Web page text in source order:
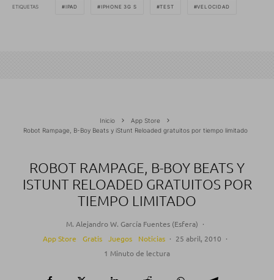
ETIQUETAS IPAD IPHONE 3G S TEST VELOCIDAD
Inicio
App Store
Robot Rampage, B-Boy Beats y iStunt Reloaded gratuitos por tiempo limitado
ROBOT RAMPAGE, B-BOY BEATS Y
ISTUNT RELOADED GRATUITOS POR
TIEMPO LIMITADO
M. Alejandro W. García Fuentes (Esfera) ·
App Store
Gratis Juegos Noticias · 25 abril, 2010 ·
1 Minuto de lectura